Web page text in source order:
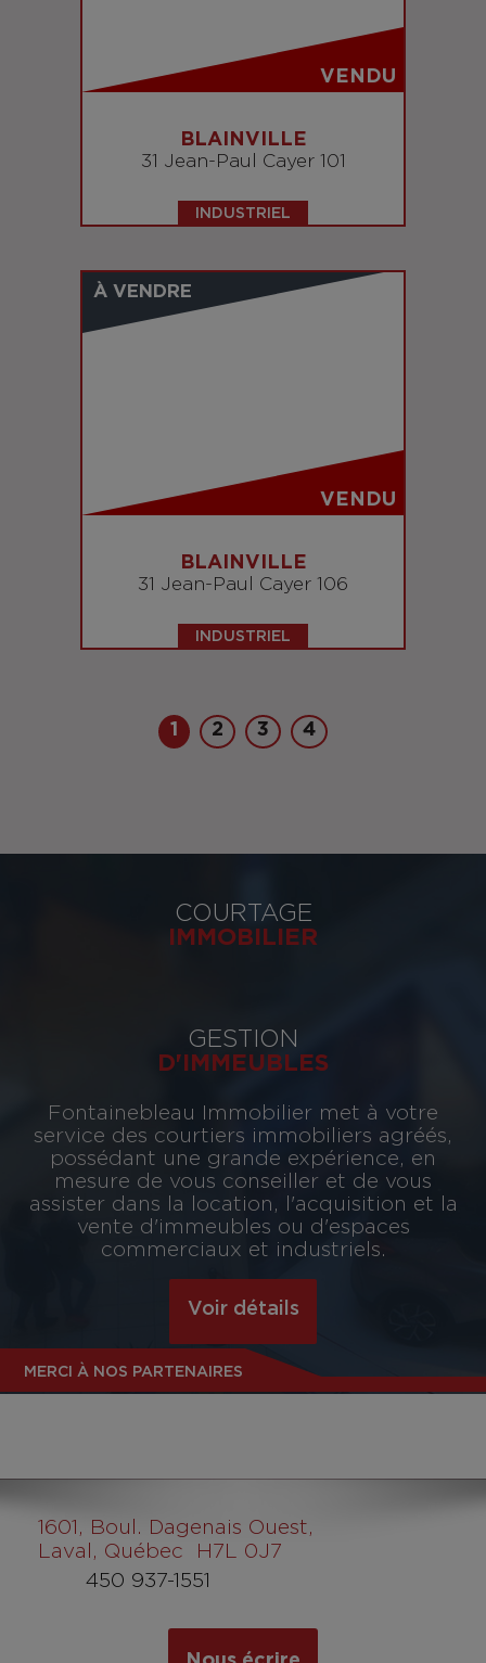
VENDU
BLAINVILLE
31 Jean-Paul Cayer 101
INDUSTRIEL
À VENDRE
VENDU
BLAINVILLE
31 Jean-Paul Cayer 106
INDUSTRIEL
1 2 3 4
COURTAGE
IMMOBILIER
GESTION
D'IMMEUBLES
Fontainebleau Immobilier met à votre
service des courtiers immobiliers agréés,
possédant une grande expérience, en
mesure de vous conseiller et de vous
assister dans la location, l'acquisition et la
vente d'immeubles ou d'espaces
commerciaux et industriels.
Voir détails
MERCI À NOS PARTENAIRES
1601 , Boul. Dagenais Ouest,
Laval, Québec H7L 0J7
450 937-1551